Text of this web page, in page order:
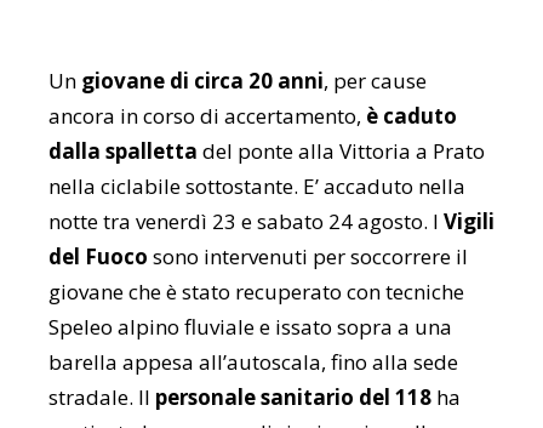
Un giovane di circa 20 anni, per cause
ancora in corso di accertamento, è caduto
dalla spalletta del ponte alla Vittoria a Prato
nella ciclabile sottostante. E’ accaduto nella
notte tra venerdì 23 e sabato 24 agosto. I Vigili
del Fuoco sono intervenuti per soccorrere il
giovane che è stato recuperato con tecniche
Speleo alpino fluviale e issato sopra a una
barella appesa all’autoscala, fino alla sede
stradale. Il personale sanitario del 118 ha